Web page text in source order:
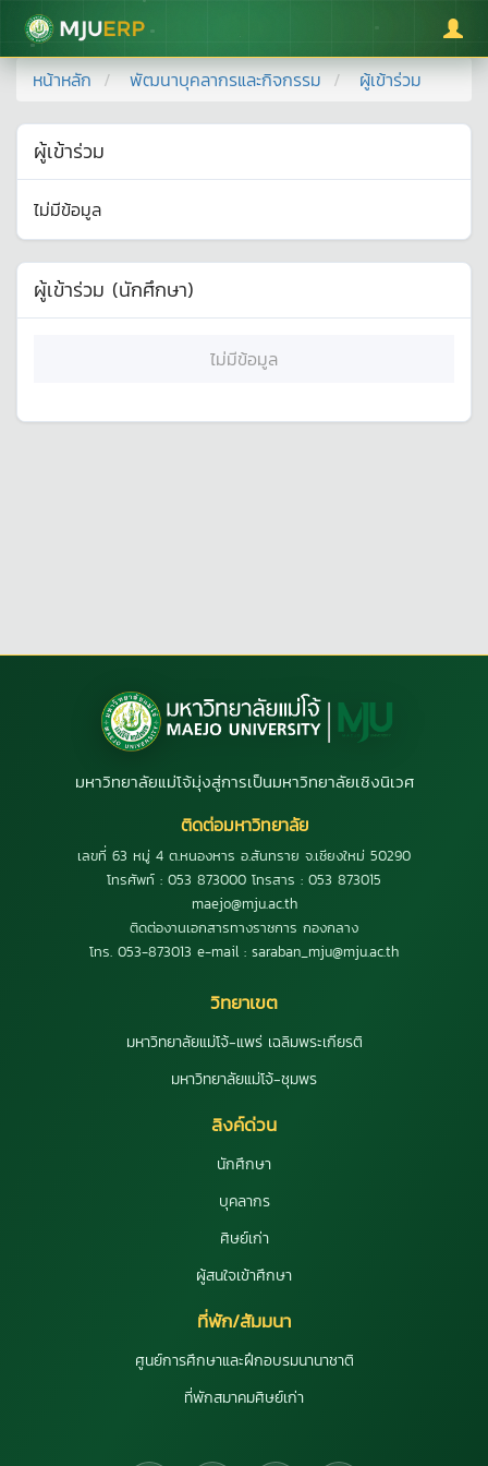
มหาวิทยาลัยแม่โจ้
หน้าหลัก พัฒนาบุคลากรและกิจกรรม ผู้เข้าร่วม
ผู้เข้าร่วม
ไม่มีข้อมูล
ผู้เข้าร่วม (นักศึกษา)
ไม่มีข้อมูล
มหาวิทยาลัยแม่โจ้มุ่งสู่การเป็นมหาวิทยาลัยเชิงนิเวศ
ติดต่อมหาวิทยาลัย
เลขที่ 63 หมู่ 4 ต.หนองหาร อ.สันทราย จ.เชียงใหม่ 50290
โทรศัพท์ : 053 873000 โทรสาร : 053 873015
maejo@mju.ac.th
ติดต่องานเอกสารทางราชการ กองกลาง
โทร. 053-873013 e-mail : saraban_mju@mju.ac.th
วิทยาเขต
มหาวิทยาลัยแม่โจ้-แพร่ เฉลิมพระเกียรติ
มหาวิทยาลัยแม่โจ้-ชุมพร
ลิงค์ด่วน
นักศึกษา
บุคลากร
ศิษย์เก่า
ผู้สนใจเข้าศึกษา
ที่พัก/สัมมนา
ศูนย์การศึกษาและฝึกอบรมนานาชาติ
ที่พักสมาคมศิษย์เก่า